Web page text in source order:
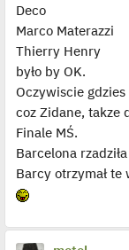
Deco
Marco Materazzi
Thierry Henry
było by OK.
Oczywiscie
coz Zidane, takze
Finale MŚ.
Barcelona
Barcy otrzymał te